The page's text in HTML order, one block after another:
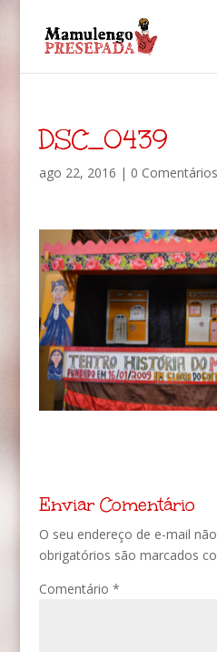
DSC_0439
ago 22, 2016 | 0 Comentários
Enviar Comentário
O seu endereço de e-mail
obrigatórios são marcados
Comentário *